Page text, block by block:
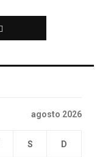
agosto 2026
S D